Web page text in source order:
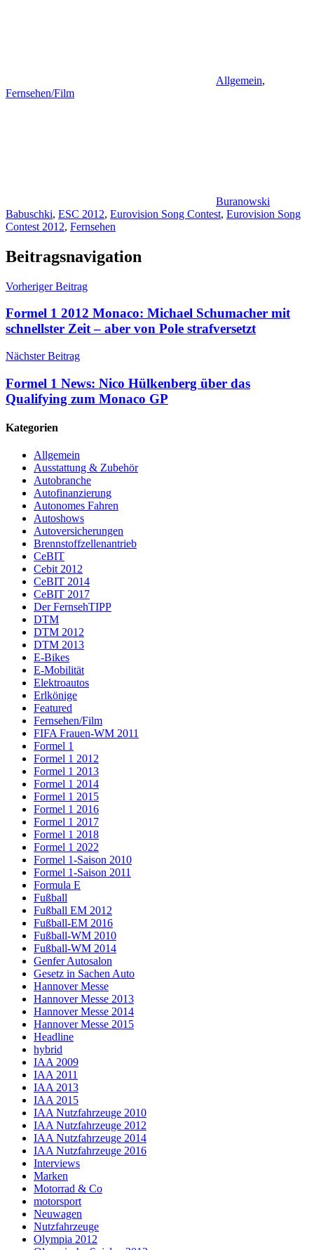
Allgemein,
Fernsehen/Film
Buranowski
Babuschki, ESC 2012, Eurovision Song Contest, Eurovision Song
Contest 2012, Fernsehen
Beitragsnavigation
Vorheriger Beitrag
Formel 1 2012 Monaco: Michael Schumacher mit
schnellster Zeit – aber von Pole strafversetzt
Nächster Beitrag
Formel 1 News: Nico Hülkenberg über das
Qualifying zum Monaco GP
Kategorien
Allgemein
Ausstattung & Zubehör
Autobranche
Autofinanzierung
Autonomes Fahren
Autoshows
Autoversicherungen
Brennstoffzellenantrieb
CeBIT
Cebit 2012
CeBIT 2014
CeBIT 2017
Der FernsehTIPP
DTM
DTM 2012
DTM 2013
E-Bikes
E-Mobilität
Elektroautos
Erlkönige
Featured
Fernsehen/Film
FIFA Frauen-WM 2011
Formel 1
Formel 1 2012
Formel 1 2013
Formel 1 2014
Formel 1 2015
Formel 1 2016
Formel 1 2017
Formel 1 2018
Formel 1 2022
Formel 1-Saison 2010
Formel 1-Saison 2011
Formula E
Fußball
Fußball EM 2012
Fußball-EM 2016
Fußball-WM 2010
Fußball-WM 2014
Genfer Autosalon
Gesetz in Sachen Auto
Hannover Messe
Hannover Messe 2013
Hannover Messe 2014
Hannover Messe 2015
Headline
hybrid
IAA 2009
IAA 2011
IAA 2013
IAA 2015
IAA Nutzfahrzeuge 2010
IAA Nutzfahrzeuge 2012
IAA Nutzfahrzeuge 2014
IAA Nutzfahrzeuge 2016
Interviews
Marken
Motorrad & Co
motorsport
Neuwagen
Nutzfahrzeuge
Olympia 2012